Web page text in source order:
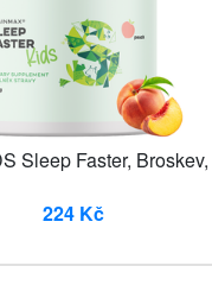
Sleep Faster,
224 Kč